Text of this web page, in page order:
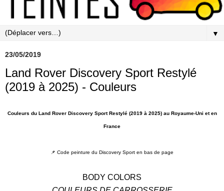
▼
23/05/2019
Land Rover Discovery Sport Restylé
(2019 à 2025) - Couleurs
Couleurs du Land Rover Discovery Sport Restylé (2019 à 2025) au Royaume-Uni et en
France
📌 Code peinture du Discovery Sport en bas de page
BODY COLORS